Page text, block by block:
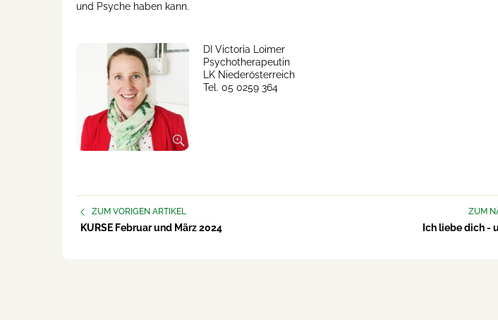
und Psyche haben kann.
DI Victoria Loimer
Psychotherapeutin
LK Niederösterreich
Tel. 05 0259 364
ZUM VORIGEN ARTIKEL
KURSE Februar und März 2024
ZUM
Ich liebe dich -